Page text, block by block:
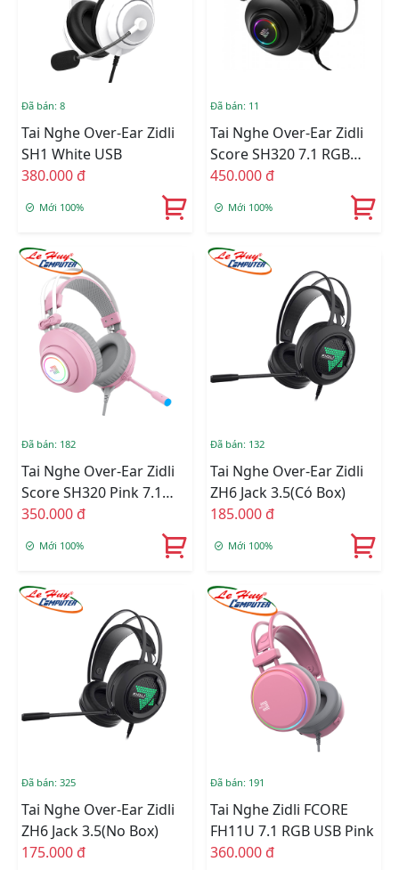
Đã bán: 8
Tai Nghe Over-Ear Zidli
SH1 White USB
380.000 đ
Mới 100%
Đã bán: 11
Tai Nghe Over-Ear Zidli
Score SH320 7.1 RGB
USB (Đen/Xanh/Trắng)
450.000 đ
Mới 100%
Đã bán: 182
Tai Nghe Over-Ear Zidli
Score SH320 Pink 7.1
RGB USB
350.000 đ
Mới 100%
Đã bán: 132
Tai Nghe Over-Ear Zidli
ZH6 Jack 3.5(Có Box)
185.000 đ
Mới 100%
Đã bán: 325
Tai Nghe Over-Ear Zidli
ZH6 Jack 3.5(No Box)
175.000 đ
Đã bán: 191
Tai Nghe Zidli FCORE
FH11U 7.1 RGB USB Pink
360.000 đ